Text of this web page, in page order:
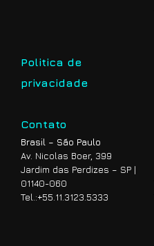
Politica de
privacidade
Contato
Brasil – São Paulo
Av. Nicolas Boer, 399
Jardim das Perdizes – SP |
01140-060
Tel.:+55.11.3123.5333